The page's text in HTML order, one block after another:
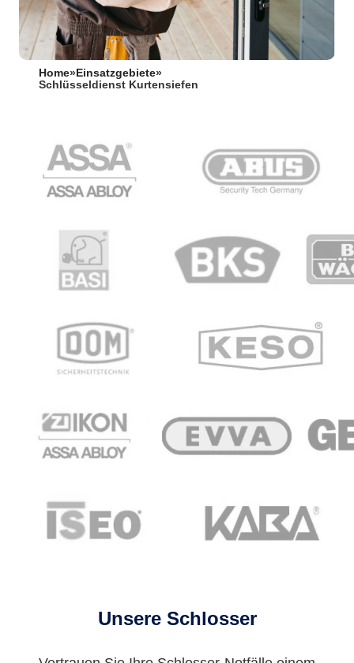
Home» Einsatzgebiete»
Schlüsseldienst Kurtensiefen
Unsere Schlosser